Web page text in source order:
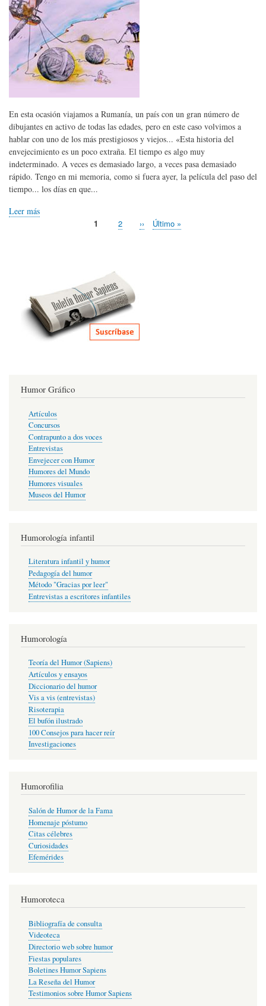
En esta ocasión viajamos a Rumanía, un país con un gran número de
dibujantes en activo de todas las edades, pero en este caso volvimos a
hablar con uno de los más prestigiosos y viejos... «Esta historia del
envejecimiento es un poco extraña. El tiempo es algo muy
indeterminado. A veces es demasiado largo, a veces pasa demasiado
rápido. Tengo en mi memoria, como si fuera ayer, la película del paso del
tiempo... los días en que...
Leer más
Página
1 Page
2
Siguiente
››
Última
Último »
Humor Gráfico
Artículos
Concursos
Contrapunto a dos voces
Entrevistas
Envejecer con Humor
Humores del Mundo
Humores visuales
Museos del Humor
Humorología infantil
Literatura infantil y humor
Pedagogía del humor
Método "Gracias por leer"
Entrevistas a escritores infantiles
Humorología
Teoría del Humor (Sapiens)
Artículos y ensayos
Diccionario del humor
Vis a vis (entrevistas)
Risoterapia
El bufón ilustrado
100 Consejos para hacer reír
Investigaciones
Humorofilia
Salón de Humor de la Fama
Homenaje póstumo
Citas célebres
Curiosidades
Efemérides
Humoroteca
Bibliografía de consulta
Videoteca
Directorio web sobre humor
Fiestas populares
Boletines Humor Sapiens
La Reseña del Humor
Testimonios sobre Humor Sapiens